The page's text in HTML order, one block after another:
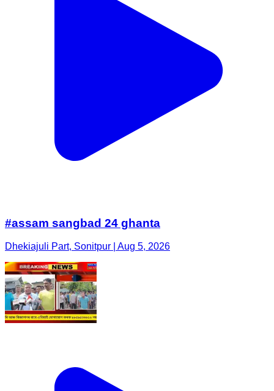
#assam sangbad 24 ghanta
Dhekiajuli Part, Sonitpur | Aug 5, 2026